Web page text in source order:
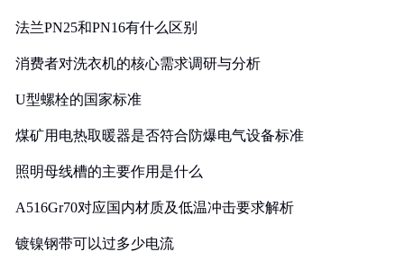
法兰PN25和PN16有什么区别
消费者对洗衣机的核心需求调研与分析
U型螺栓的国家标准
煤矿用电热取暖器是否符合防爆电气设备标准
照明母线槽的主要作用是什么
A516Gr70对应国内材质及低温冲击要求解析
镀镍钢带可以过多少电流